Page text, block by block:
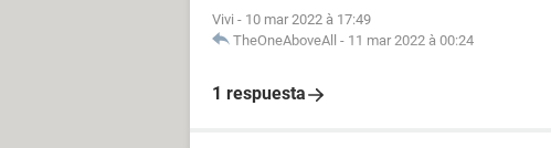
Vivi - 10 mar 2022 à 17:49
TheOneAboveAll - 11 mar 2022 à 00:24
1 respuesta